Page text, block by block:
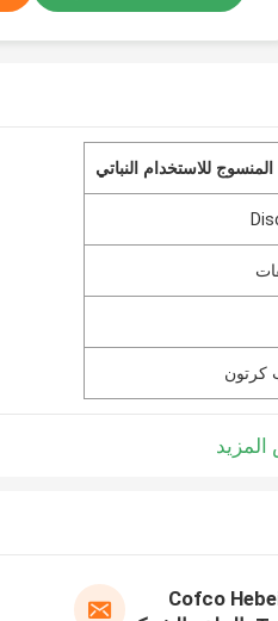
للاستخدام النباتي
كرتون
Cofco